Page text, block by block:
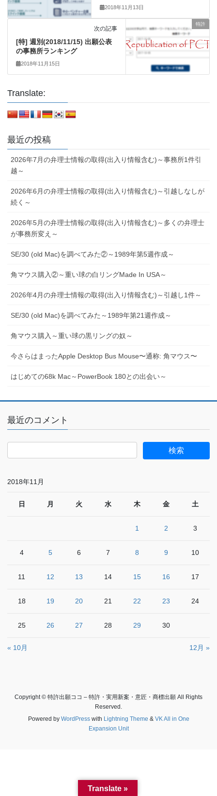
2018年11月13日
特許
次の記事
[特] 週別(2018/11/15) 出願公表
の事務所ランキング
2018年11月15日
Translate:
最近の投稿
2026年7月の弁理士情報の取得(出入り情報含む)～事務所1件引
越～
2026年6月の弁理士情報の取得(出入り情報含む)～引越しなしが
続く～
2026年5月の弁理士情報の取得(出入り情報含む)～多くの弁理士
が事務所変え～
SE/30 (old Mac)を調べてみた②～1989年第5週作成～
角マウス購入②～重い球の白リングMade In USA～
2026年4月の弁理士情報の取得(出入り情報含む)～引越し1件～
SE/30 (old Mac)を調べてみた～1989年第21週作成～
角マウス購入～重い球の黒リングの奴～
今さらはまったApple Desktop Bus Mouse〜通称: 角マウス〜
はじめての68k Mac～PowerBook 180との出会い～
最近のコメント
2018年11月
日 月 火 水 木 金 土
1 2 3
4 5 6 7 8 9 10
11 12 13 14 15 16 17
18 19 20 21 22 23 24
25 26 27 28 29 30
« 10月 12月 »
Copyright © 特許出願ココ – 特許・実用新案・意匠・商標出願 All Rights
Reserved.
Powered by WordPresswith Lightning Theme & VK All in One
Expansion Unit
Translate »